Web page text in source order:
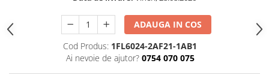
ADAUGA IN COS
Cod Produs: 1FL6024-2AF21-1AB1
Ai nevoie de ajutor? 0754 070 075